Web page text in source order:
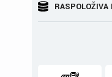
RASPOLOŽIVA